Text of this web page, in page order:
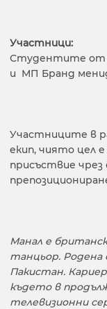
Участници:
Студентите от
и МП Бранд
Участниците в
екип, чиято цел
присъствие чрез
Манал е
танцьор. Родена
Пакистан.
където в
телевизионни